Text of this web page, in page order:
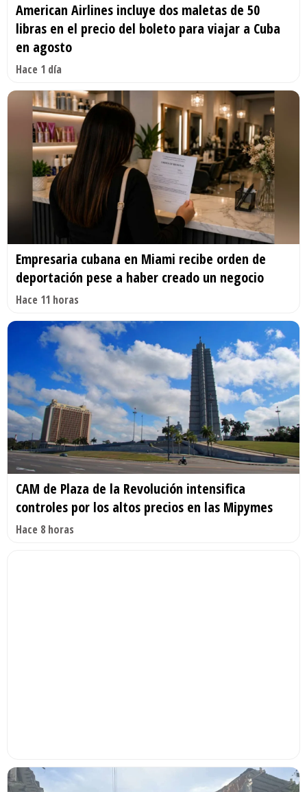
American Airlines incluye dos maletas de 50
libras en el precio del boleto para viajar a Cuba
en agosto
Hace 1 día
Empresaria cubana en Miami recibe orden de
deportación pese a haber creado un negocio
Hace 11 horas
CAM de Plaza de la Revolución intensifica
controles por los altos precios en las Mipymes
Hace 8 horas